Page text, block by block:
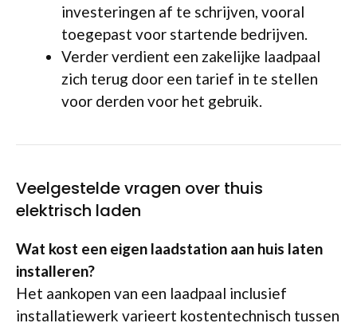
investeringen af te schrijven, vooral
toegepast voor startende bedrijven.
Verder verdient een zakelijke laadpaal
zich terug door een tarief in te stellen
voor derden voor het gebruik.
Veelgestelde vragen over thuis
elektrisch laden
Wat kost een eigen laadstation aan huis laten
installeren?
Het aankopen van een laadpaal inclusief
installatiewerk varieert kostentechnisch tussen